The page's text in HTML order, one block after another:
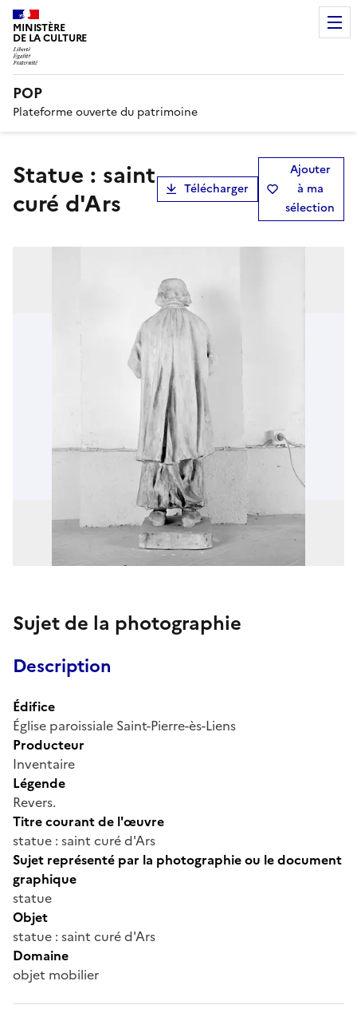
MINISTÈRE
DE LA CULTURE
POP
Plateforme ouverte du patrimoine
statue : saint
curé d'Ars
Télécharger
Ajouter
à ma
sélection
Sujet de la photographie
Description
Édifice
Église paroissiale Saint-Pierre-ès-Liens
Producteur
Inventaire
Légende
Revers.
Titre courant de l'œuvre
statue : saint curé d'Ars
Sujet représenté par la photographie ou le document
graphique
statue
Objet
statue : saint curé d'Ars
Domaine
objet mobilier